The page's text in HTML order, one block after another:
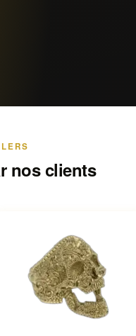
nos clients